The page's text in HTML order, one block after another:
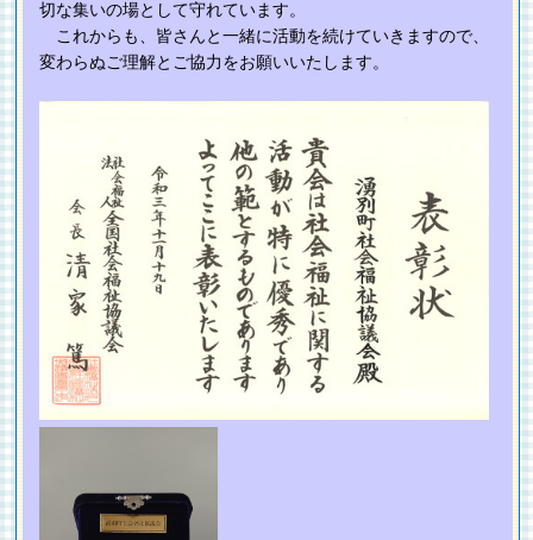
切な集いの場として守れています。
これからも、皆さんと一緒に活動を続けていきますので、
変わらぬご理解とご協力をお願いいたします。